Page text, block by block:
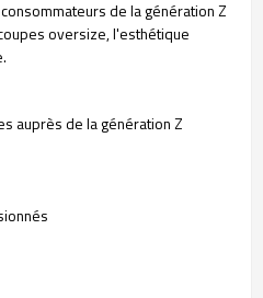
de la génération Z
oversize, l'esthétique
auprès de la génération Z